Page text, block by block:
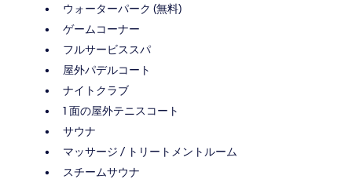
ウォーターパーク (無料)
ゲームコーナー
フルサービススパ
屋外パデルコート
ナイトクラブ
1 面の屋外テニスコート
サウナ
マッサージ / トリートメントルーム
スチームサウナ